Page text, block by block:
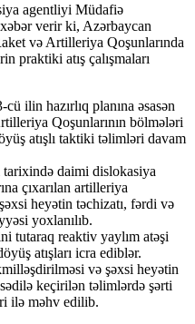
agentliyi Müdafiə
verir ki, Azərbaycan
və Artilleriya Qoşunlarında
praktiki atış çalışmaları
ilin hazırlıq planına əsasən
Qoşunlarının bölmələri
atışlı taktiki təlimləri davam
daimi dislokasiya
çıxarılan artilleriya
heyətin təchizatı, fərdi və
yoxlanılıb.
tutaraq reaktiv yaylım atəşi
atışları icra ediblər.
və şəxsi heyətin
keçirilən təlimlərdə şərti
ilə məhv edilib.